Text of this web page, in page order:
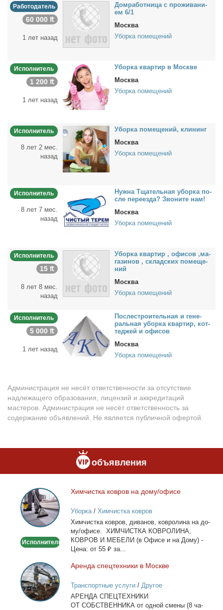
Работодатель
60 000 ₶
1 лет назад
Дом­ра­бот­ни­ца с про­жи­ва­ни­
ем 6/1
Москва
Уборка помещений
Исполнитель
1 200 ₶
1 лет назад
Убор­ка квар­тир в Москве
Москва
Уборка помещений
Исполнитель
8 лет 2 мес.
назад
Убор­ка по­ме­ще­ний, кли­нинг
Москва
Уборка помещений
Исполнитель
8 лет 7 мес.
назад
Нуж­на Тща­тель­ная убор­ка по­
сле пе­ре­ез­да? Зво­ни­те нам!
Москва
Уборка помещений
Исполнитель
15 ₶
8 лет 8 мес.
назад
Убор­ка квар­тир , офи­сов ,ма­
га­зи­нов , склад­ских по­ме­ще­
ний
Москва
Уборка помещений
Исполнитель
5 000 ₶
1 лет назад
По­сле­стро­и­тель­ная и ге­не­
раль­ная убор­ка квар­тир, кот­
те­джей и офи­сов
Москва
Уборка помещений
Администрация не несёт ответственности за отсутствие
надлежащего образования, лицензий и аккредитаций
мастеров. Администрация не несёт ответственность за
содержание объявлений. Не является публичной офертой.
объявления
Химчистка
ковров
на
дому/
Исполнитель
Хим­чист­ка ков­ров на до­му/офи­се
Уборка/ Химчистка ковров
Хим­чист­ка ков­ров, ди­ва­нов, ков­ро­ли­на на до­
му/офи­се. ХИМЧИСТКА КОВРОЛИНА,
КОВРОВ И МЕБЕЛИ (в Офи­се и на До­му) -
Це­на: от 55 ₽ за...
Аренда
спецтехники
в
Москве
Арен­да спец­тех­ни­ки в Москве
Транспортные услуги/ Другое
АРЕНДА СПЕЦТЕХНИКИ
ОТ СОБСТВЕННИКА от од­ной сме­ны (8 ча­